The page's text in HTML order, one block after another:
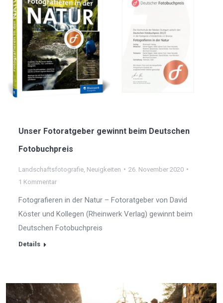
Unser Fotoratgeber gewinnt beim Deutschen
Fotobuchpreis
Landschaftsfotografie Neuigkeiten
26. November 2020
1 Kommentar
Fotografieren in der Natur – Fotoratgeber von David
Köster und Kollegen (Rheinwerk Verlag) gewinnt beim
Deutschen Fotobuchpreis
Details